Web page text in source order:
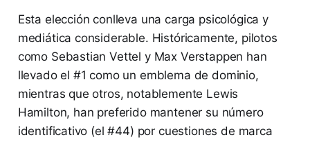
Esta elección conlleva una carga psicológica y
mediática considerable. Históricamente, pilotos
como Sebastian Vettel y Max Verstappen han
llevado el #1 como un emblema de dominio,
mientras que otros, notablemente Lewis
Hamilton, han preferido mantener su número
identificativo (el #44) por cuestiones de marca